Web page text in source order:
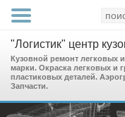
"Логистик" центр
Кузовной ремонт легковых
марки. Окраска легковых и
пластиковых деталей.
Запчасти.